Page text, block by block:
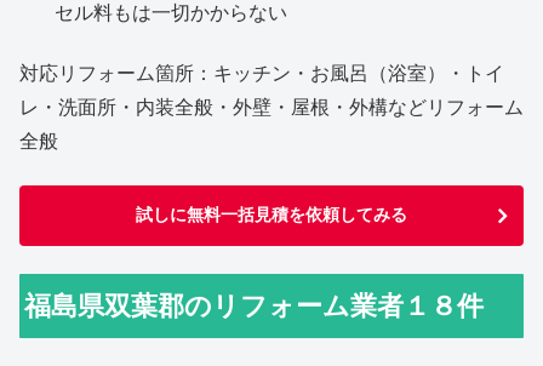
セル料もは一切かからない
対応リフォーム箇所：キッチン・お風呂（浴室）・トイ
レ・洗面所・内装全般・外壁・屋根・外構などリフォーム
全般
試しに無料一括見積を依頼してみる
福島県双葉郡のリフォーム業者１８件